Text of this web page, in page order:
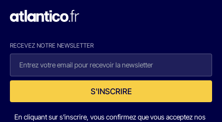
RECEVEZ NOTRE NEWSLETTER
S'INSCRIRE
En cliquant sur s'inscrire, vous confirmez que vous acceptez nos